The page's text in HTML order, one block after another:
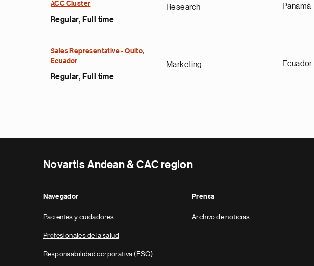
ACC Cluster
Regular, Full time
Research Panamá
Sales Representative - Quito,
Ecuador
Regular, Full time
Marketing Ecuador
Novartis Andean & CAC region
Navegador
Pacientes y cuidadores
Profesionales de la salud
Responsabilidad corporativa (ESG)
Prensa
Archivo de noticias